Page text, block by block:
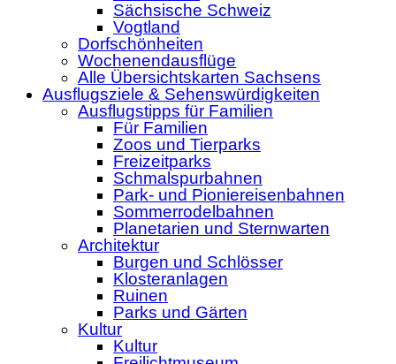
Sächsische Schweiz
Vogtland
Dorfschönheiten
Wochenendausflüge
Alle Übersichtskarten Sachsens
Ausflugsziele & Sehenswürdigkeiten
Ausflugstipps für Familien
Für Familien
Zoos und Tierparks
Freizeitparks
Schmalspurbahnen
Park- und Pioniereisenbahnen
Sommerrodelbahnen
Planetarien und Sternwarten
Architektur
Burgen und Schlösser
Klosteranlagen
Ruinen
Parks und Gärten
Kultur
Kultur